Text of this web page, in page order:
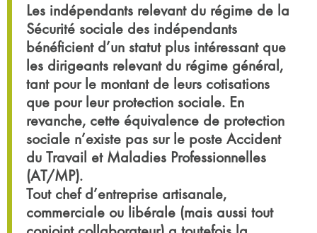
Les indépendants relevant du régime de la
Sécurité sociale des indépendants
bénéficient d’un statut plus intéressant que
les dirigeants relevant du régime général,
tant pour le montant de leurs cotisations
que pour leur protection sociale. En
revanche, cette équivalence de protection
sociale n’existe pas sur le poste Accident
du Travail et Maladies Professionnelles
(AT/MP).
Tout chef d’entreprise artisanale,
commerciale ou libérale (mais aussi tout